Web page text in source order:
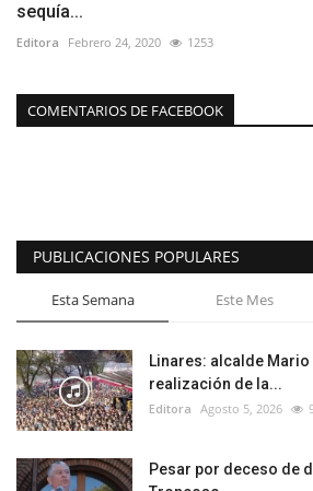
sequía...
Editora Febrero 24, 2020 1253
COMENTARIOS DE FACEBOOK
PUBLICACIONES POPULARES
Esta Semana Este Mes
Linares: alcalde
realización de la...
Editora Agosto 5, 2026
Pesar por deceso de